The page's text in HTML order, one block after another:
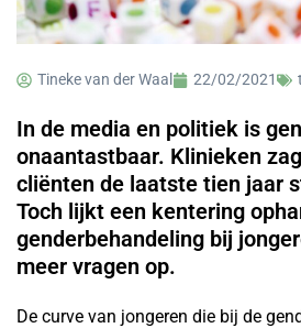
Tineke van der Waal 22/02/2021
In de media en politiek is
onaantastbaar. Klinieken
cliënten de laatste tien jaar
Toch lijkt een kentering
genderbehandeling bij
meer vragen op.
De curve van jongeren die bij de